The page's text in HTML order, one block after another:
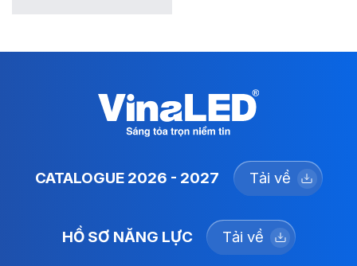
CATALOGUE 2026 - 2027 Tải về
HỒ SƠ NĂNG LỰC Tải về